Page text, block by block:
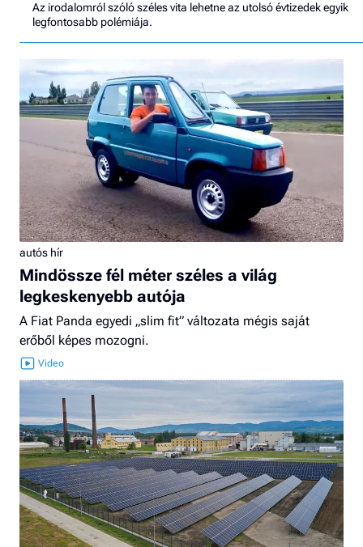
Az irodalomról szóló széles vita lehetne az utolsó évtizedek egyik
legfontosabb polémiája.
autós hír
Mindössze fél méter széles a világ
legkeskenyebb autója
A Fiat Panda egyedi „slim fit” változata mégis saját
erőből képes mozogni.